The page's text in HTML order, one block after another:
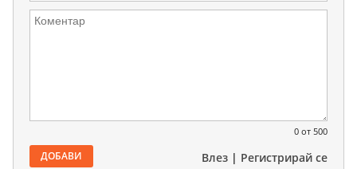
0 от 500
ДОБАВИ Влез | Регистрирай се